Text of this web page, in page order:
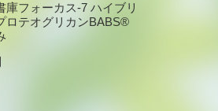
庫フォーカス-7 ハイブリ
ロテオグリカンBABS®